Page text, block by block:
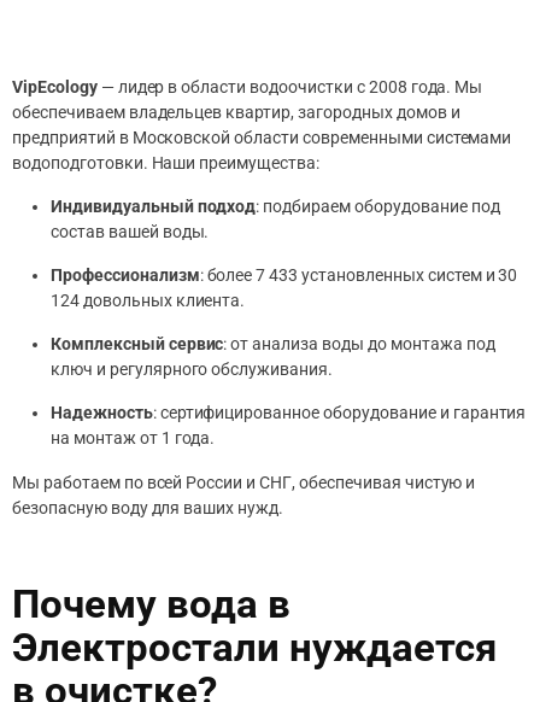
VipEcology— лидер в области водоочистки с 2008 года. Мы
обеспечиваем владельцев квартир, загородных домов и
предприятий в Московской области современными системами
водоподготовки. Наши преимущества:
Индивидуальный подход: подбираем оборудование под
состав вашей воды.
Профессионализм: более 7 433 установленных систем и 30
124 довольных клиента.
Комплексный сервис: от анализа воды до монтажа под
ключ и регулярного обслуживания.
Надежность: сертифицированное оборудование и гарантия
на монтаж от 1 года.
Мы работаем по всей России и СНГ, обеспечивая чистую и
безопасную воду для ваших нужд.
Почему вода в
Электростали нуждается
в очистке?